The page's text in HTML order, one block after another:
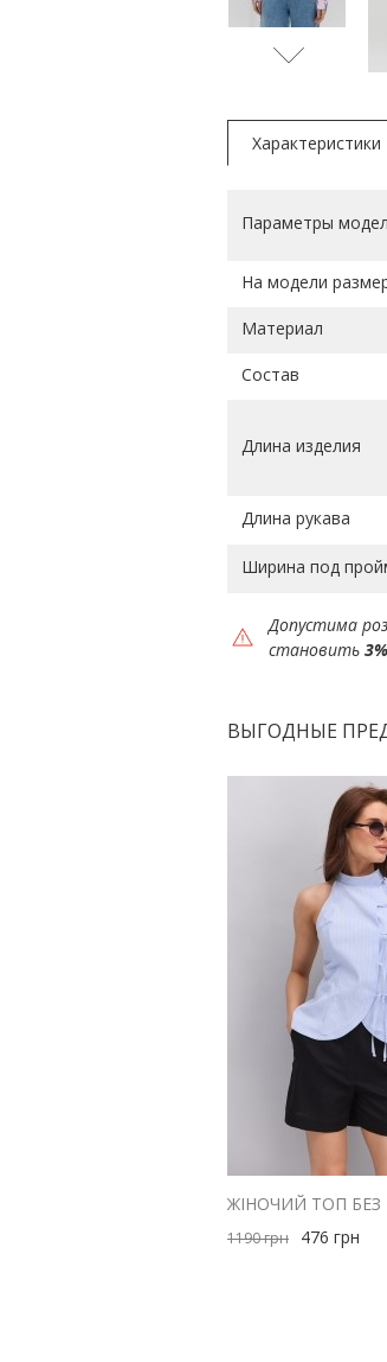
Характеристики
Параметры
На модели
Материал
Состав
Длина изделия
Длина рукава
Ширина под
Допустима
становить 3%
ВЫГОДНЫЕ
1190грн 476 грн